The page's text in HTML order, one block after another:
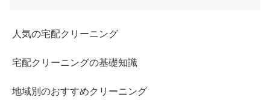
人気の宅配クリーニング
宅配クリーニングの基礎知識
地域別のおすすめクリーニング